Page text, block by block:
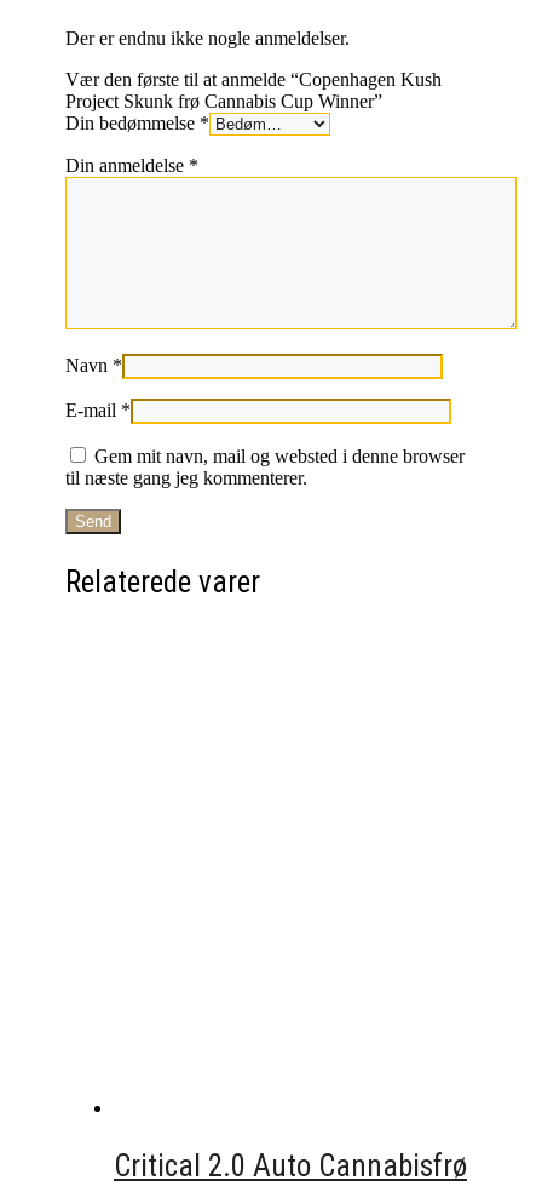
Der er endnu ikke nogle anmeldelser.
Vær den første til at anmelde “Copenhagen Kush
Project Skunk frø Cannabis Cup Winner”
Din bedømmelse *
Din anmeldelse *
Navn *
E-mail *
Gem mit navn, mail og websted i denne browser
til næste gang jeg kommenterer.
Relaterede varer
Critical 2.0 Auto Cannabisfrø